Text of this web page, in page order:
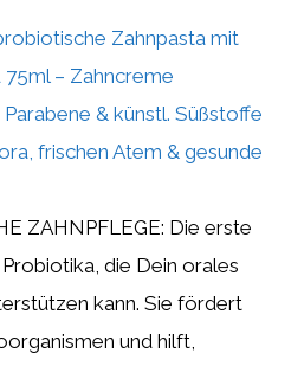
Zahnpasta mit
– Zahncreme
& künstl. Süßstoffe
frischen Atem & gesunde
ZAHNPFLEGE: Die erste
die Dein orales
kann. Sie fördert
und hilft,